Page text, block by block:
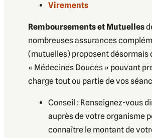
Virements
Remboursements et Mutuelles
nombreuses assurances
(mutuelles) proposent désormais
« Médecines Douces » pouvant
charge tout ou partie de vos
Conseil : Renseignez-vous
auprès de votre organisme
connaître le montant de